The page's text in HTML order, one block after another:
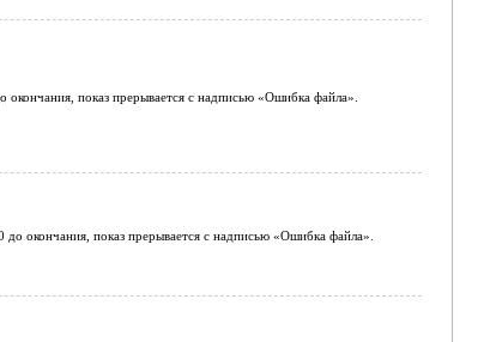
показ прерывается с надписью «Ошибка файла».
окончания, показ прерывается с надписью «Ошибка файла».